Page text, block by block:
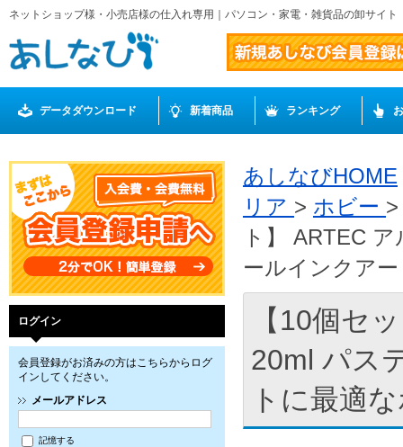
ネットショップ様・小売店様の仕入れ専用｜パソコン・家電・雑貨品の卸サイ
データダウンロード 新着商品 ランキング
ログイン
会員登録がお済みの方はこちらからログ
インしてください。
メールアドレス
記憶する
あしなびHOME
リア > ホビー
ト】 ARTEC
ールインクア
【10個セ
20ml パス
トに最適